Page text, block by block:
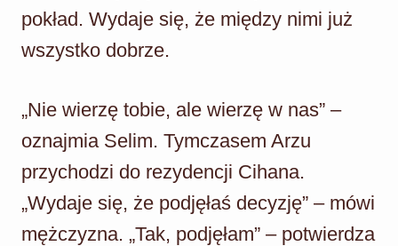
pokład. Wydaje się, że między nimi już
wszystko dobrze.
„Nie wierzę tobie, ale wierzę w nas” –
oznajmia Selim. Tymczasem Arzu
przychodzi do rezydencji Cihana.
„Wydaje się, że podjęłaś decyzję” – mówi
mężczyzna. „Tak, podjęłam” – potwierdza